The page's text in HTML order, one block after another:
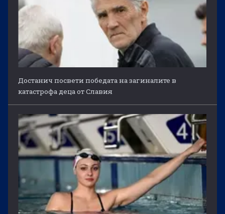
Достанич посвети победата на загиналите в
катастрофа деца от Славия